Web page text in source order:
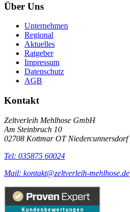
Über Uns
Unternehmen
Regional
Aktuelles
Ratgeber
Impressum
Datenschutz
AGB
Kontakt
Zeltverleih Mehlhose GmbH
Am Steinbruch 10
02708 Kottmar OT Niedercunnersdorf
Tel: 035875 60024
Mail: kontakt@zeltverleih-mehlhose.de